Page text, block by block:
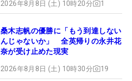
2026年8月8日 (土) 10時20分 1
桑木志帆の優勝に「もう到達しない
んじゃないか」 全英帰りの永井花
奈が受け止めた現実
2026年8月8日 (土) 10時30分 19